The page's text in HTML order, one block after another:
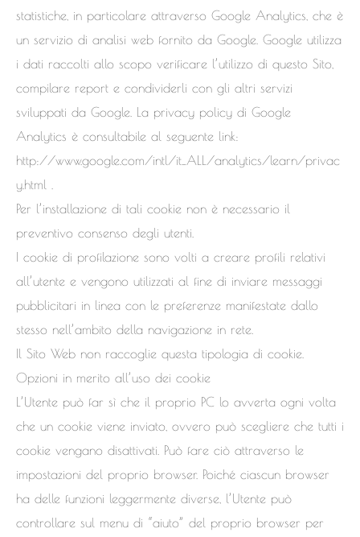
statistiche, in particolare attraverso Google Analytics, che è
un servizio di analisi web fornito da Google. Google utilizza
i dati raccolti allo scopo verificare l’utilizzo di questo Sito,
compilare report e condividerli con gli altri servizi
sviluppati da Google. La privacy policy di Google
Analytics è consultabile al seguente link:
http://www.google.com/intl/it_ALL/analytics/learn/privac
y.html .
Per l’installazione di tali cookie non è necessario il
preventivo consenso degli utenti.
I cookie di profilazione sono volti a creare profili relativi
all’utente e vengono utilizzati al fine di inviare messaggi
pubblicitari in linea con le preferenze manifestate dallo
stesso nell’ambito della navigazione in rete.
Il Sito Web non raccoglie questa tipologia di cookie.
Opzioni in merito all’uso dei cookie
L’Utente può far sì che il proprio PC lo avverta ogni volta
che un cookie viene inviato, ovvero può scegliere che tutti i
cookie vengano disattivati. Può fare ciò attraverso le
impostazioni del proprio browser. Poiché ciascun browser
ha delle funzioni leggermente diverse, l’Utente può
controllare sul menu di “aiuto” del proprio browser per